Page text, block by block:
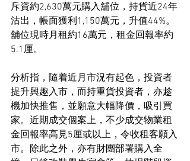
斥資約2,630萬元購入舖位，持貨近24年
沽出，帳面獲利1,150萬元，升值44%。
舖位現時月租約16萬元，租金回報率約
5.1厘。
分析指，隨着近月市況有起色，投資者
提升興趣入市，而持重貨投資者，亦趁
機加快推售，並願意大幅降價，吸引買
家。近期成交個案上，不少成交物業租
金回報率高見5厘或以上，令收租客願入
市。除此之外，亦有財團部署購入全